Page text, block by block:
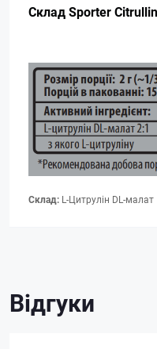
Склад Sporter
Склад: L-Цитрулін DL-малат
Відгуки